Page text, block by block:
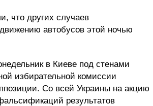
что других случаев
автобусов этой ночью
в Киеве под стенами
избирательной комиссии
Со всей Украины на акцию
результатов